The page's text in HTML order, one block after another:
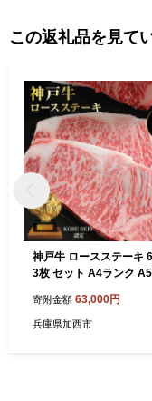
この返礼品を見て
神戸牛 ロースステーキ
3枚 セット A4ランク
牛 和牛 神戸ビーフ 但馬
ース ステーキ ステーキ
寄附金額 63,000円
兵庫県加西市